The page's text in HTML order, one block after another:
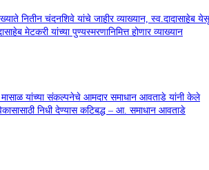
नितीन चंदनशिवे यांचे जाहीर व्याख्यान, स्व.दादासाहेब येसू
मेटकरी यांच्या पुण्यस्मरणानिमित्त होणार व्याख्यान
यांच्या संकल्पनेचे आमदार समाधान आवताडे यांनी केले
निधी देण्यास कटिबद्ध – आ. समाधान आवताडे